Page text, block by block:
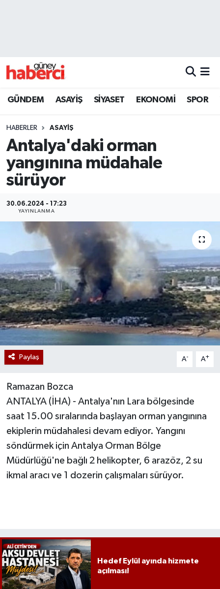
GÜNDEM ASAYİŞ SİYASET EKONOMİ SPOR
HABERLER ASAYİŞ
Antalya'daki orman
yangınına müdahale
sürüyor
30.06.2024 - 17:23
YAYINLANMA
Paylaş A- A+
Ramazan Bozca
ANTALYA (İHA) - Antalya'nın Lara bölgesinde
saat 15.00 sıralarında başlayan orman yangınına
ekiplerin müdahalesi devam ediyor. Yangını
söndürmek için Antalya Orman Bölge
Müdürlüğü'ne bağlı 2 helikopter, 6 arazöz, 2 su
ikmal aracı ve 1 dozerin çalışmaları sürüyor.
Hedef Eylül ayında hizmete
açılması!
Beyoğlu Trafik Yoğunluk Haritası
Son Dakika Haberleri
Haber Arşivi